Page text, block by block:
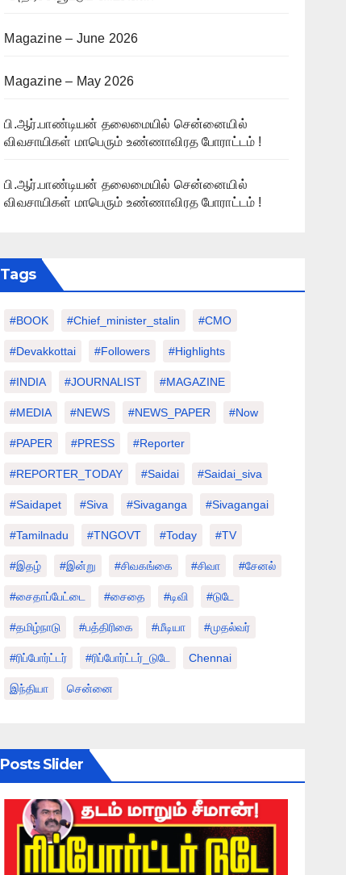
Magazine – June 2026
Magazine – May 2026
பி.ஆர்.பாண்டியன் தலைமையில் சென்னையில்
விவசாயிகள் மாபெரும் உண்ணாவிரத போராட்டம் !
பி.ஆர்.பாண்டியன் தலைமையில் சென்னையில்
விவசாயிகள் மாபெரும் உண்ணாவிரத போராட்டம் !
Tags
#BOOK #chief_minister_stalin #CMO
#devakkottai #followers #highlights
#INDIA #JOURNALIST #MAGAZINE
#MEDIA #NEWS #NEWS_PAPER #Now
#PAPER #PRESS #Reporter
#REPORTER_TODAY #saidai #saidai_siva
#saidapet #Siva #Sivaganga #sivagangai
#tamilnadu #TNGOVT #today #TV
#இதழ் #இன்று #சிவகங்கை #சிவா #சேனல்
#சைதாப்பேட்டை #சைதை #டிவி #டுடே
#தமிழ்நாடு #பத்திரிகை #மீடியா #முதல்வர்
#ரிப்போர்ட்டர் #ரிப்போர்ட்டர்_டுடே Chennai
இந்தியா சென்னை
Posts Slider